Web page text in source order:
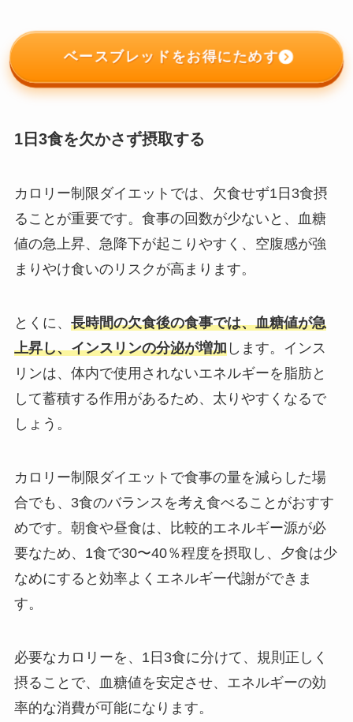
ベースブレッドをお得にためす
1日3食を欠かさず摂取する
カロリー制限ダイエットでは、欠食せず1日3食摂
ることが重要です。食事の回数が少ないと、血糖
値の急上昇、急降下が起こりやすく、空腹感が強
まりやけ食いのリスクが高まります。
とくに、 長時間の欠食後の食事では、血糖値が急
上昇し、インスリンの分泌が増加します。インス
リンは、体内で使用されないエネルギーを脂肪と
して蓄積する作用があるため、太りやすくなるで
しょう。
カロリー制限ダイエットで食事の量を減らした場
合でも、3食のバランスを考え食べることがおすす
めです。朝食や昼食は、比較的エネルギー源が必
要なため、1食で30〜40％程度を摂取し、夕食は少
なめにすると効率よくエネルギー代謝ができま
す。
必要なカロリーを、1日3食に分けて、規則正しく
摂ることで、血糖値を安定させ、エネルギーの効
率的な消費が可能になります。